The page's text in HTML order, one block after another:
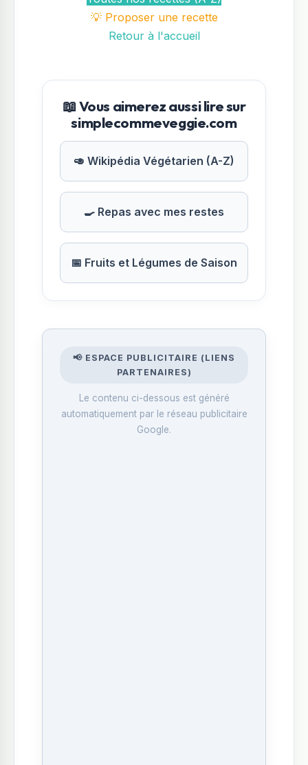
💡 Proposer une recette
Retour à l'accueil
📖 Vous aimerez aussi lire sur
simplecommeveggie.com
🥑 Wikipédia Végétarien (A-Z)
🍳 Repas avec mes restes
📅 Fruits et Légumes de Saison
📢 ESPACE PUBLICITAIRE (LIENS
PARTENAIRES)
Le contenu ci-dessous est généré
automatiquement par le réseau publicitaire
Google.